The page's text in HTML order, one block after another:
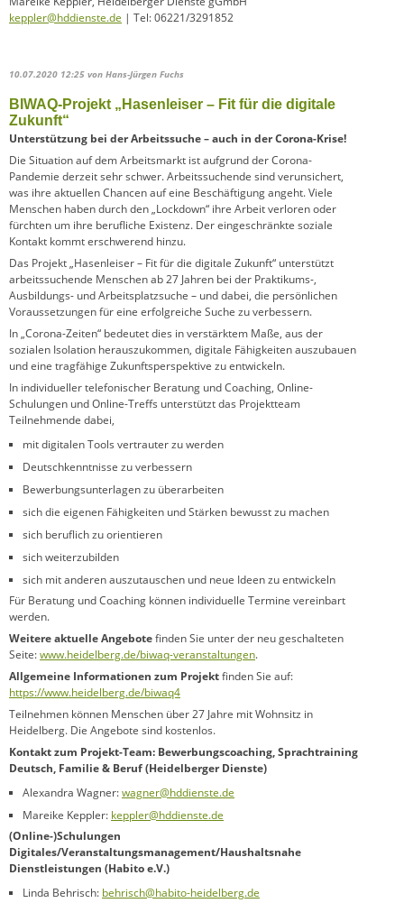
keppler@hddienste.de | Tel: 06221/3291852
10.07.2020 12:25 von Hans-Jürgen Fuchs
BIWAQ-Projekt „Hasenleiser – Fit für die digitale
Zukunft“
Unterstützung bei der Arbeitssuche – auch in der Corona-Krise!
Die Situation auf dem Arbeitsmarkt ist aufgrund der Corona-
Pandemie derzeit sehr schwer. Arbeitssuchende sind verunsichert,
was ihre aktuellen Chancen auf eine Beschäftigung angeht. Viele
Menschen haben durch den „Lockdown“ ihre Arbeit verloren oder
fürchten um ihre berufliche Existenz. Der eingeschränkte soziale
Kontakt kommt erschwerend hinzu.
Das Projekt „Hasenleiser – Fit für die digitale Zukunft“ unterstützt
arbeitssuchende Menschen ab 27 Jahren bei der Praktikums-,
Ausbildungs- und Arbeitsplatzsuche – und dabei, die persönlichen
Voraussetzungen für eine erfolgreiche Suche zu verbessern.
In „Corona-Zeiten“ bedeutet dies in verstärktem Maße, aus der
sozialen Isolation herauszukommen, digitale Fähigkeiten auszubauen
und eine tragfähige Zukunftsperspektive zu entwickeln.
In individueller telefonischer Beratung und Coaching, Online-
Schulungen und Online-Treffs unterstützt das Projektteam
Teilnehmende dabei,
mit digitalen Tools vertrauter zu werden
Deutschkenntnisse zu verbessern
Bewerbungsunterlagen zu überarbeiten
sich die eigenen Fähigkeiten und Stärken bewusst zu machen
sich beruflich zu orientieren
sich weiterzubilden
sich mit anderen auszutauschen und neue Ideen zu entwickeln
Für Beratung und Coaching können individuelle Termine vereinbart
werden.
Weitere aktuelle Angebotefinden Sie unter der neu geschalteten
Seite:www.heidelberg.de/biwaq-veranstaltungen.
Allgemeine Informationen zum Projektfinden Sie auf:
https://www.heidelberg.de/biwaq4
Teilnehmen können Menschen über 27 Jahre mit Wohnsitz in
Heidelberg. Die Angebote sind kostenlos.
Kontakt zum Projekt-Team: Bewerbungscoaching, Sprachtraining
Deutsch, Familie & Beruf (Heidelberger Dienste)
Alexandra Wagner:wagner@hddienste.de
Mareike Keppler: keppler@hddienste.de
(Online-)Schulungen
Digitales/Veranstaltungsmanagement/Haushaltsnahe
Dienstleistungen (Habito e.V.)
Linda Behrisch: behrisch@habito-heidelberg.de